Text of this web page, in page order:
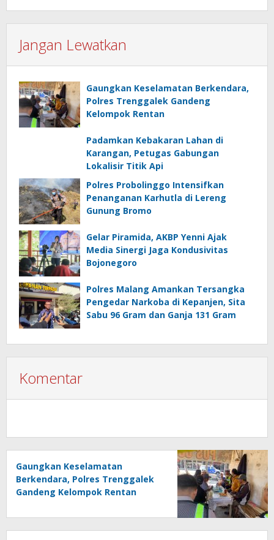
Jangan Lewatkan
Gaungkan Keselamatan Berkendara,
Polres Trenggalek Gandeng
Kelompok Rentan
Padamkan Kebakaran Lahan di
Karangan, Petugas Gabungan
Lokalisir Titik Api
Polres Probolinggo Intensifkan
Penanganan Karhutla di Lereng
Gunung Bromo
Gelar Piramida, AKBP Yenni Ajak
Media Sinergi Jaga Kondusivitas
Bojonegoro
Polres Malang Amankan Tersangka
Pengedar Narkoba di Kepanjen, Sita
Sabu 96 Gram dan Ganja 131 Gram
Komentar
Gaungkan Keselamatan
Berkendara, Polres Trenggalek
Gandeng Kelompok Rentan